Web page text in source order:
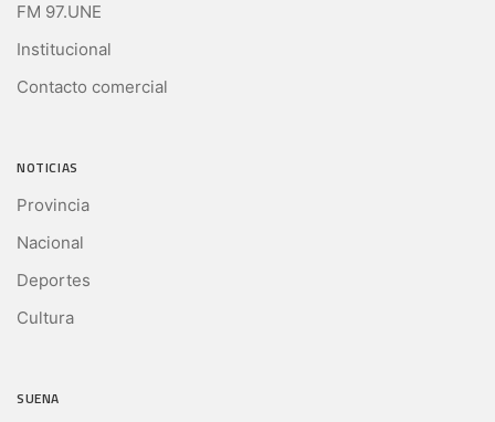
FM 97.UNE
Institucional
Contacto comercial
NOTICIAS
Provincia
Nacional
Deportes
Cultura
SUENA